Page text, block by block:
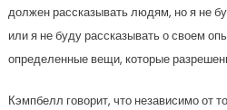
должен рассказывать людям, но я не
или я не буду рассказывать о своем
определенные вещи, которые
Кэмпбелл говорит, что независимо от